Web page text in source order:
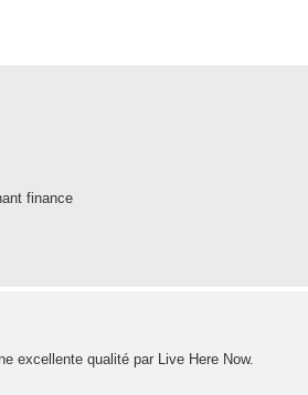
finance
excellente qualité par Live Here Now.